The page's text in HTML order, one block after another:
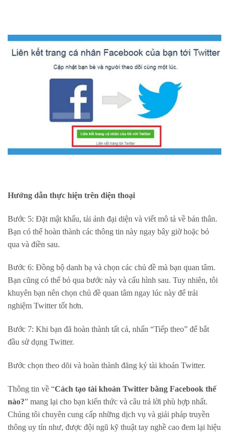
Hướng dẫn thực hiện trên điện thoại
Bước 5: Đặt mật khẩu, tải ảnh đại diện và viết mô tả về bản thân.
Bạn có thể hoàn thành các thông tin này ngay bây giờ hoặc bỏ
qua và điền sau.
Bước 6: Đồng bộ danh bạ và chọn các chủ đề mà bạn quan tâm.
Bạn cũng có thể bỏ qua bước này và cấu hình sau. Tuy nhiên, tôi
khuyên bạn nên chọn chủ đề quan tâm ngay lúc này để trải
nghiệm Twitter tốt hơn.
Bước 7: Khi bạn đã hoàn thành tất cả, nhấn “Tiếp theo” để bắt
đầu sử dụng Twitter.
Bước chọn theo dõi và hoàn thành đăng ký tài khoản Twitter.
Thông tin về “Cách tạo tài khoản Twitter bằng Facebook thế
nào?” mang lại cho bạn kiến thức và câu trả lời phù hợp nhất.
Chúng tôi chuyên cung cấp những dịch vụ và giải pháp truyền
thông uy tín như, được đội ngũ kỹ thuật tay nghề cao đem lại hiệu